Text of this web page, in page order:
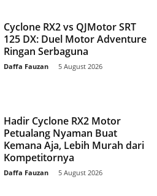
Cyclone RX2 vs QJMotor SRT
125 DX: Duel Motor Adventure
Ringan Serbaguna
Daffa Fauzan 5 August 2026
Hadir Cyclone RX2 Motor
Petualang Nyaman Buat
Kemana Aja, Lebih Murah dari
Kompetitornya
Daffa Fauzan 5 August 2026